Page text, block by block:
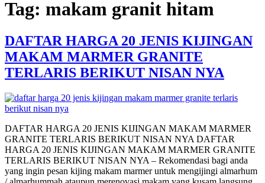
Tag: makam granit hitam
DAFTAR HARGA 20 JENIS KIJINGAN
MAKAM MARMER GRANITE
TERLARIS BERIKUT NISAN NYA
DAFTAR HARGA 20 JENIS KIJINGAN MAKAM MARMER
GRANITE TERLARIS BERIKUT NISAN NYA DAFTAR
HARGA 20 JENIS KIJINGAN MAKAM MARMER GRANITE
TERLARIS BERIKUT NISAN NYA – Rekomendasi bagi anda
yang ingin pesan kijing makam marmer untuk mengijingi almarhum